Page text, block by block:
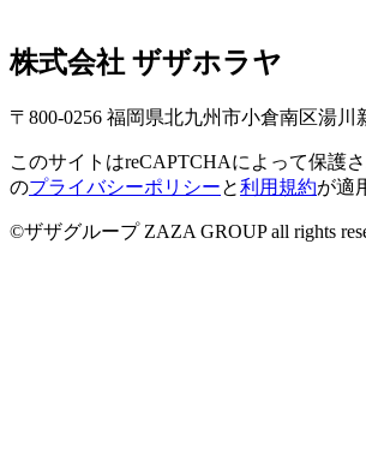
株式会社 ザザホラヤ
〒800-0256 福岡県北九州市小倉南区湯川
このサイトはreCAPTCHAによって保護
のプライバシーポリシーと利用規約が適
©ザザグループ ZAZA GROUP all rights